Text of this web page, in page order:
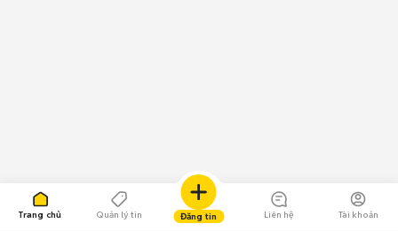
Trang chủ Quản lý tin Đăng tin Liên hệ Tài khoản